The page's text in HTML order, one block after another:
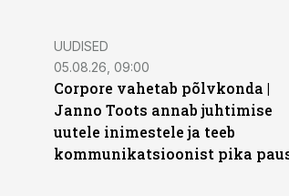
UUDISED
05.08.26, 09:00
Corpore vahetab põlvkonda |
Janno Toots annab juhtimise
uutele inimestele ja teeb
kommunikatsioonist pika